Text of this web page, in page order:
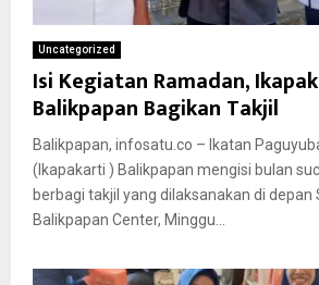
Uncategorized
Isi Kegiatan Ramadan,
Balikpapan Bagikan Takjil
Balikpapan, infosatu.co – Ikatan
(Ikapakarti ) Balikpapan mengisi bulan
berbagi takjil yang dilaksanakan di depan
Balikpapan Center, Minggu...